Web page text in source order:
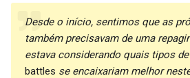
Desde o início, sentimos que as
também precisavam de uma
estava considerando quais tipos
battles se encaixariam melhor